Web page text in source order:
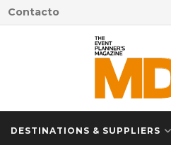
Contacto
DESTINATIONS & SUPPLIERS